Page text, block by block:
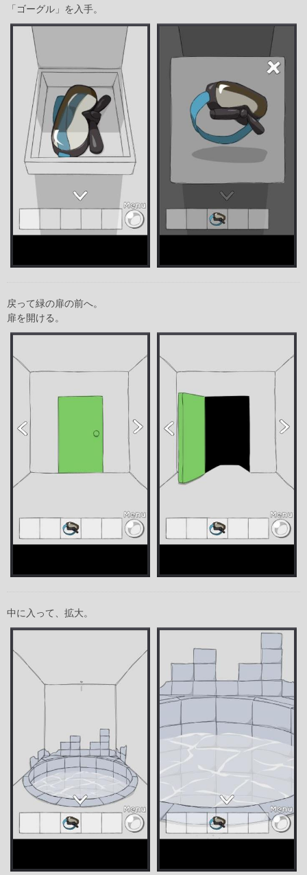
「ゴーグル」を入手。
戻って緑の扉の前へ。
扉を開ける。
中に入って、拡大。